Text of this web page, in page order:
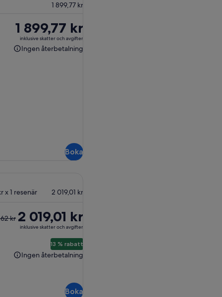
1 899,77 kr
Priset
är
1 899,77 kr
1 899,77 kr
inklusive skatter och avgifter
Ingen återbetalning
Ingen
Boka
x 1 resenär 2 019,01 kr
kr 2 019,01 kr
inklusive skatter och avgifter
13 % rabatt
Ingen återbetalning
Ingen
Boka